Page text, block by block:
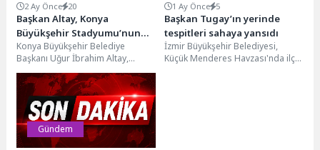
2 Ay Önce 20
Başkan Altay, Konya
Büyükşehir Stadyumu’nun
Zemininde Renovasyon
Çalışması Başlattıklarını
Açıkladı
Konya Büyükşehir Belediye
Başkanı Uğur İbrahim Altay,
Konya Büyükşehir Stadyumu’nun
hibrit çim zeminin kalitesini
artırmak...
1 Ay Önce 5
Başkan Tugay’ın yerinde
tespitleri sahaya yansıdı
İzmir Büyükşehir Belediyesi,
Küçük Menderes Havzası'nda ilçe
Gündem